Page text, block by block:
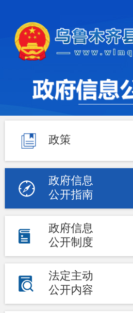
政策
政府信息
公开指南
政府信息
公开制度
法定主动
公开内容